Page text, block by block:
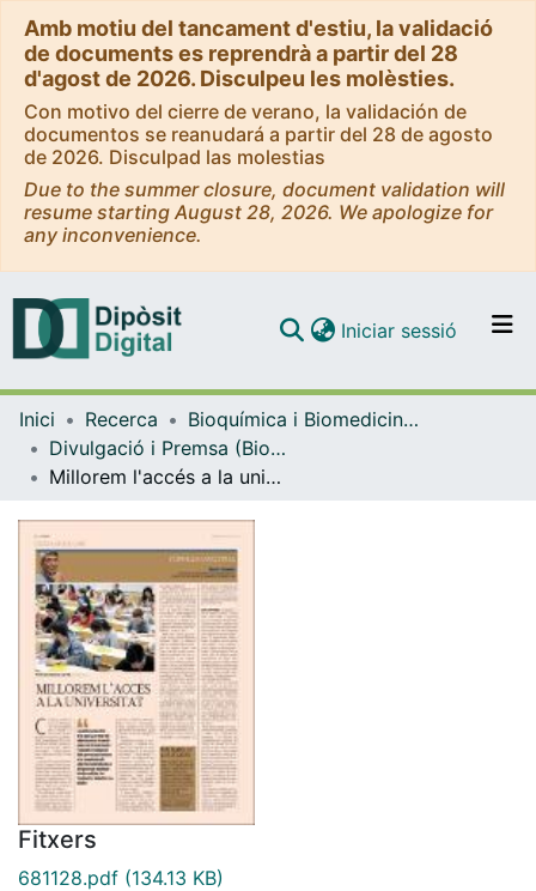
Amb motiu del tancament d'estiu, la validació
de documents es reprendrà a partir del 28
d'agost de 2026. Disculpeu les molèsties.
Con motivo del cierre de verano, la validación de
documentos se reanudará a partir del 28 de agosto
de 2026. Disculpad las molestias
Due to the summer closure, document validation will
resume starting August 28, 2026. We apologize for
any inconvenience.
Navega per tot el DD
Com publicar
Contacte
Iniciar sessió (current)
Inici Recerca
Bioquímica i Biomedicina Molecular
Divulgació i Premsa (Bioquímica i Biomedicina Molecular)
Millorem l'accés a la universitat
Fitxers
681128.pdf (134.13 KB)